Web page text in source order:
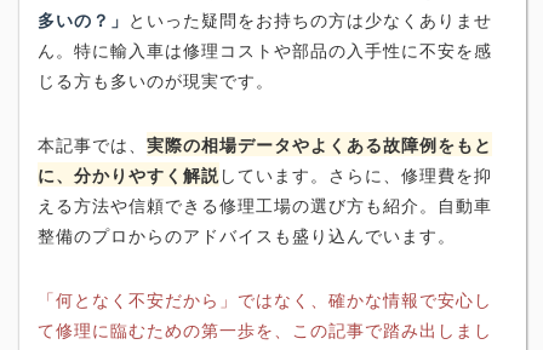
多いの？」 といった疑問をお持ちの方は少なくありませ
ん。特に輸入車は修理コストや部品の入手性に不安を感
じる方も多いのが現実です。
本記事では、 実際の相場データやよくある故障例をもと
に、分かりやすく解説しています。さらに、修理費を抑
える方法や信頼できる修理工場の選び方も紹介。自動車
整備のプロからのアドバイスも盛り込んでいます。
「何となく不安だから」ではなく、確かな情報で安心し
て修理に臨むための第一歩を、この記事で踏み出しまし